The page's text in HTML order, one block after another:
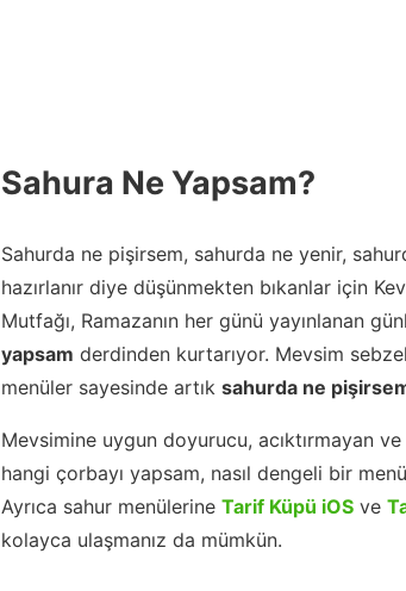
Sahura Ne Yapsam?
Sahurda ne pişirsem, sahurda ne yenir,
hazırlanır diye düşünmekten bıkanlar için
Mutfağı, Ramazanın her günü yayınlanan
yapsam derdinden kurtarıyor. Mevsim
menüler sayesinde artık sahurda ne
Mevsimine uygun doyurucu, acıktırmayan
hangi çorbayı yapsam, nasıl dengeli bir
Ayrıca sahur menülerine Tarif Küpü iOS ve
kolayca ulaşmanız da mümkün.